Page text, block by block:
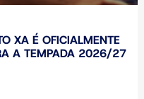
XA É OFICIALMENTE
A TEMPADA 2026/27